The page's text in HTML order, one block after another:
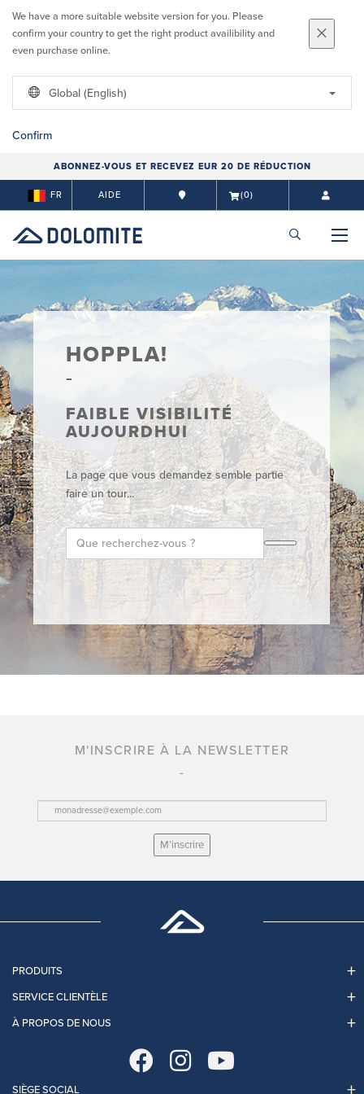
We have a more suitable website version for you. Please
confirm your country to get the right product availibility and
even purchase online.
Global (English)
Confirm
ABONNEZ-VOUS ET RECEVEZ EUR 20 DE RÉDUCTION
FR AIDE (0)
HOPPLA!
FAIBLE VISIBILITÉ
AUJOURDHUI
La page que vous demandez semble partie
faire un tour...
M'INSCRIRE À LA NEWSLETTER
M’inscrire
PRODUITS
SERVICE CLIENTÈLE
À PROPOS DE NOUS
SIÈGE SOCIAL